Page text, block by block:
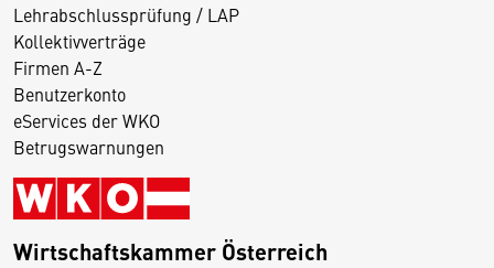
Lehrabschlussprüfung / LAP
Kollektivverträge
Firmen A-Z
Benutzerkonto
eServices der WKO
Betrugswarnungen
Wirtschaftskammer Österreich